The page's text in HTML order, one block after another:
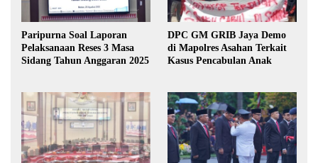
Paripurna Soal Laporan
Pelaksanaan Reses 3 Masa
Sidang Tahun Anggaran 2025
DPC GM GRIB Jaya Demo
di Mapolres Asahan Terkait
Kasus Pencabulan Anak